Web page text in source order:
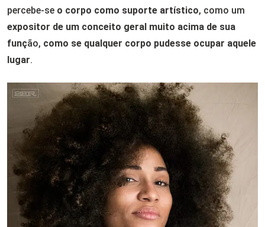
percebe-se o corpo como suporte artístico, como um
expositor de um conceito geral muito acima de sua
função, como se qualquer corpo pudesse ocupar aquele
lugar.